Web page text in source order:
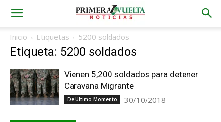
Inicio Etiquetas 5200 soldados
Etiqueta: 5200 soldados
Vienen 5,200 soldados para detener
Caravana Migrante
De Ultimo Momento 30/10/2018